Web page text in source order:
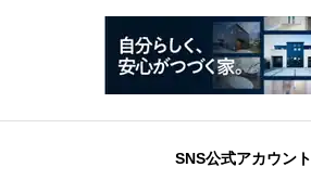
SNS公式アカウント